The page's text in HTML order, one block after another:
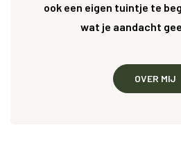
ook een eigen tuintje te
wat je aandacht
OVER MIJ